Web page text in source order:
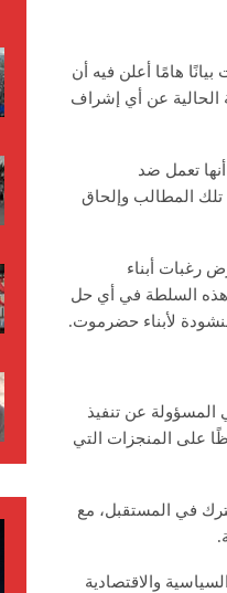
هامًا أعلن فيه أن
عن أي إشراف
تعمل ضد
تلك المطالب وإلحاق
رغبات أبناء
هذه السلطة في أي حل
لأبناء حضرموت.
عن تنفيذ
على المنجزات التي
في المستقبل، مع
والاقتصادية